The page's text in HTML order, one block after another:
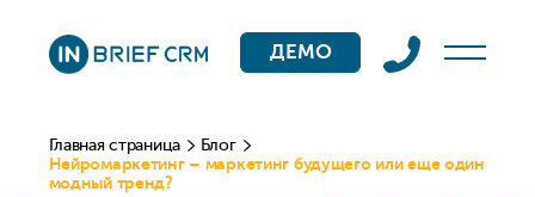
ДЕМО
Главная страница
Блог
Нейромаркетинг – маркетинг будущего или еще один
модный тренд?